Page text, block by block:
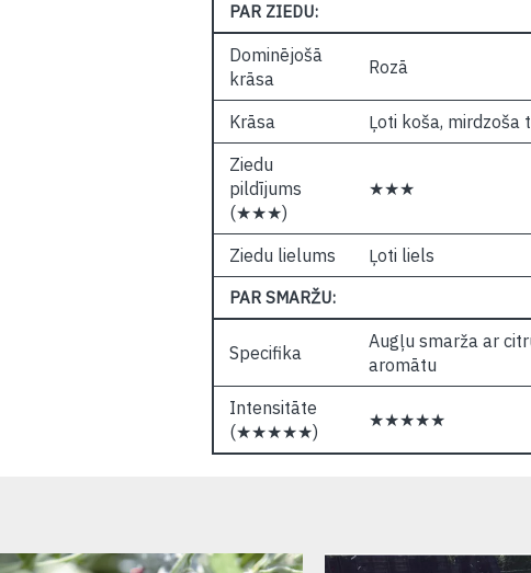
PAR ZIEDU:
Dominējošā
krāsa
Rozā
Krāsa
Ļoti koša, mirdzoša
Ziedu
pildījums
(★★★)
★★★
Ziedu lielums Ļoti liels
PAR SMARŽU:
Specifika
Augļu smarža ar
aromātu
Intensitāte
(★★★★★)
★★★★★